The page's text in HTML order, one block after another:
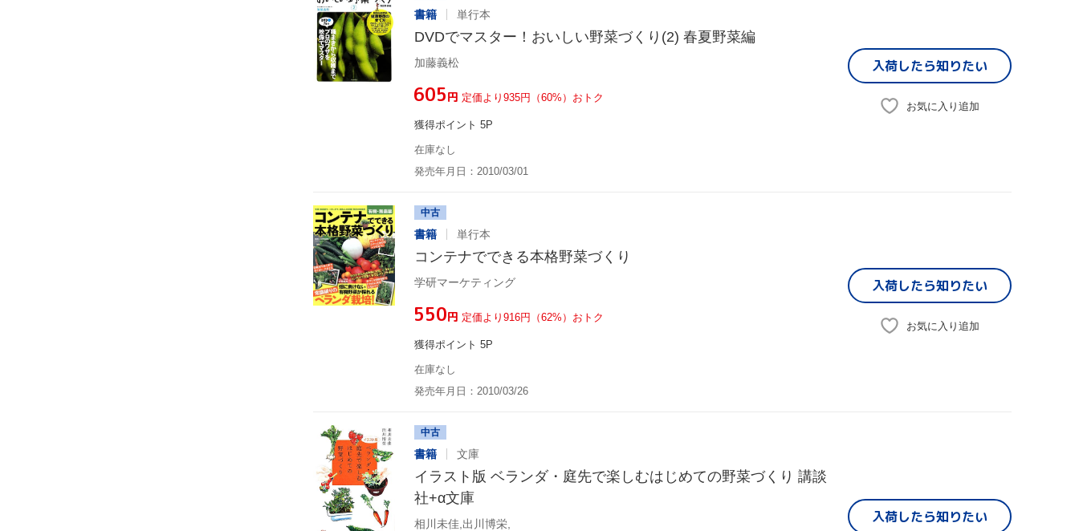
書籍 単行本
DVDでマスター！おいしい野菜づくり(2) 春夏野菜編
加藤義松
¥605円 定価より935円（60%）おトク
獲得ポイント 5P
在庫なし
発売年月日：2010/03/01
入荷したら知りたい
お気に入り追加
中古
書籍 単行本
コンテナでできる本格野菜づくり
学研マーケティング
¥550円 定価より916円（62%）おトク
獲得ポイント 5P
在庫なし
発売年月日：2010/03/26
入荷したら知りたい
お気に入り追加
中古
書籍 文庫
イラスト版 ベランダ・庭先で楽しむはじめての野菜づくり 講談
社+α文庫
相川未佳,出川博栄, 入荷したら知りたい